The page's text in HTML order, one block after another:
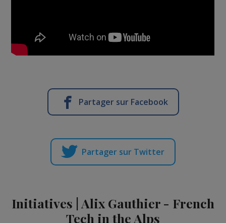
Partager sur Facebook
Partager sur Twitter
Initiatives | Alix Gauthier - French
Tech in the Alps